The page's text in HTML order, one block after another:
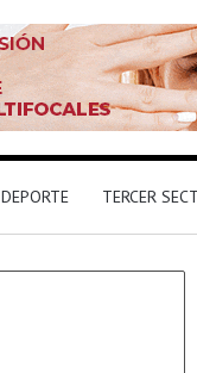
DEPORTE TERCER